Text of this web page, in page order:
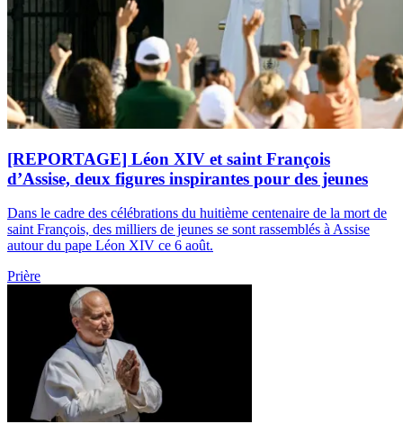
[REPORTAGE] Léon XIV et saint François
d’Assise, deux figures inspirantes pour des jeunes
Dans le cadre des célébrations du huitième centenaire de la mort de
saint François, des milliers de jeunes se sont rassemblés à Assise
autour du pape Léon XIV ce 6 août.
Prière